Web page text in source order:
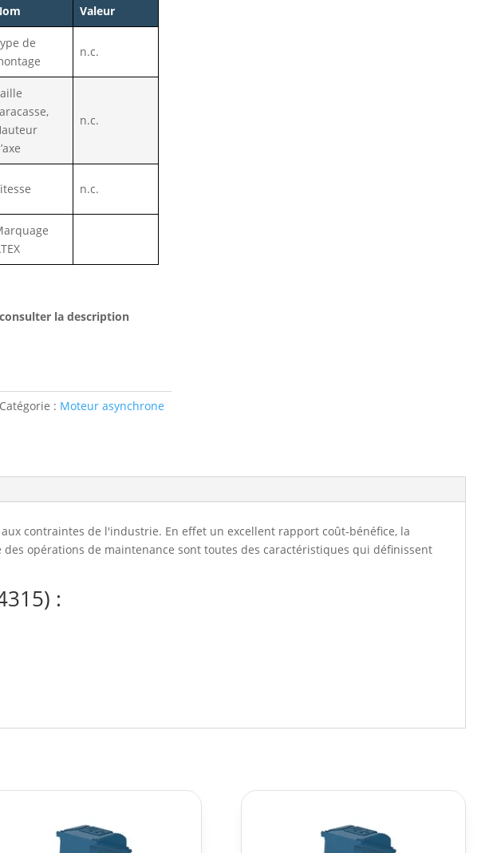
Valeur
de
n.c.
n.c.
n.c.
la description
Catégorie : Moteur asynchrone
contraintes de l'industrie. En effet un excellent rapport coût-bénéfice, la
opérations de maintenance sont toutes des caractéristiques qui définissent
: